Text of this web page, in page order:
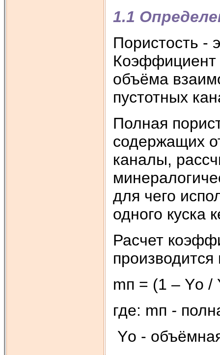
1.1
Пористость -
Коэффициент
объёма
пустотных
Полная
содержащих
каналы,
для чего
одного куска
Расчет
mп = (1 – Yо /
где: mп -
Yо -